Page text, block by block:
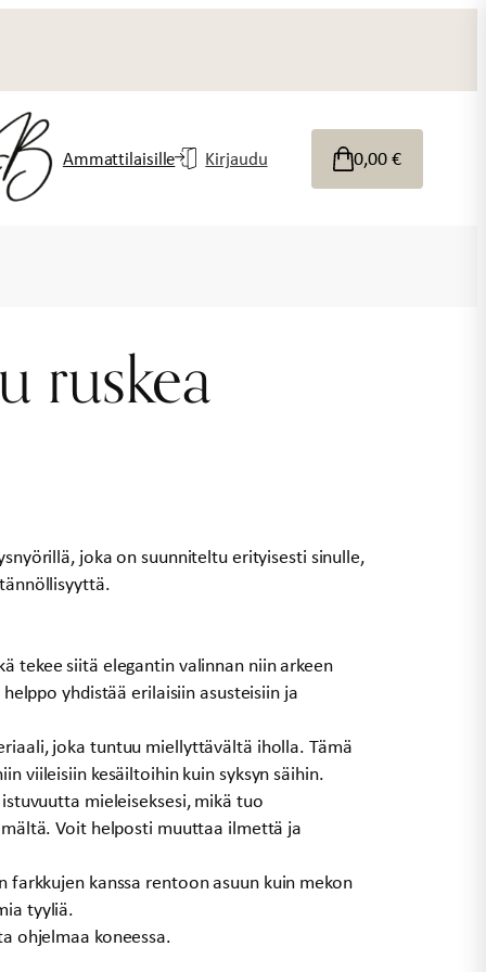
Ammattilaisille Kirjaudu 0,00€
ruskea
joka on suunniteltu erityisesti sinulle,
tekee siitä elegantin valinnan niin arkeen
yhdistää erilaisiin asusteisiin ja
joka tuntuu miellyttävältä iholla. Tämä
viileisiin kesäiltoihin kuin syksyn säihin.
mieleiseksesi, mikä tuo
Voit helposti muuttaa ilmettä ja
farkkujen kanssa rentoon asuun kuin mekon
tyyliä.
ohjelmaa koneessa.